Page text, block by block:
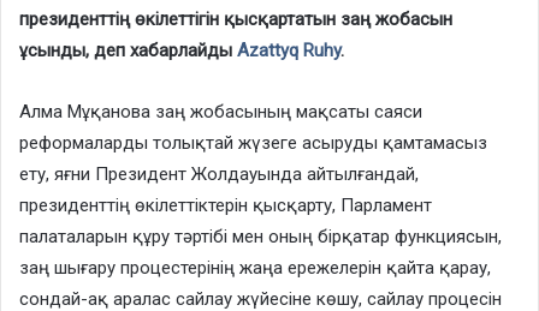
президенттің өкілеттігін қысқартатын заң жобасын
ұсынды, деп хабарлайды Azattyq Ruhy.
Алма Мұқанова заң жобасының мақсаты саяси
реформаларды толықтай жүзеге асыруды қамтамасыз
ету, яғни Президент Жолдауында айтылғандай,
президенттің өкілеттіктерін қысқарту, Парламент
палаталарын құру тәртібі мен оның бірқатар функциясын,
заң шығару процестерінің жаңа ережелерін қайта қарау,
сондай-ақ аралас сайлау жүйесіне көшу, сайлау процесін